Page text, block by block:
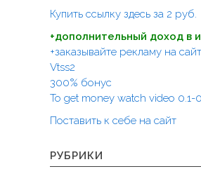
т
:
Купить ссылку здесь за 2 руб.
+дополнительный доход в
+заказывайте рекламу на
Vtss2
300% бонус
To get money watch video 0.1-
Поставить к себе на сайт
РУБРИКИ